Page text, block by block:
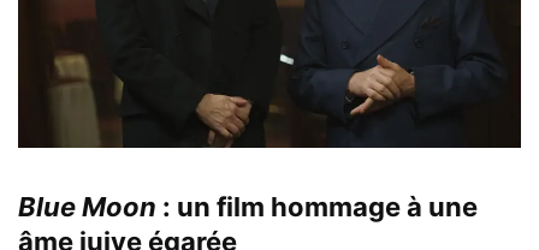
Blue Moon : un film hommage à une
âme juive égarée